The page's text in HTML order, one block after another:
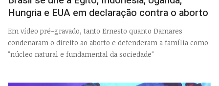
Hungria e EUA em declaração contra o aborto
Em vídeo pré-gravado, tanto Ernesto quanto Damares
condenaram o direito ao aborto e defenderam a família como
"núcleo natural e fundamental da sociedade"